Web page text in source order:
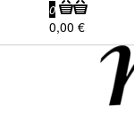
0
0,00 €